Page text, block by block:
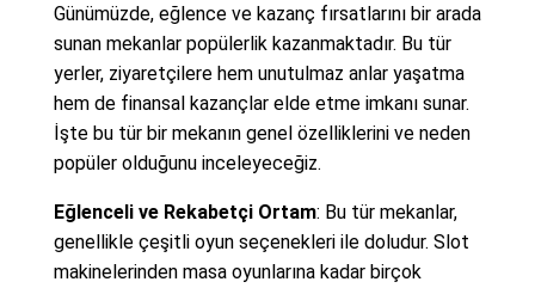
Günümüzde, eğlence ve kazanç fırsatlarını bir arada
sunan mekanlar popülerlik kazanmaktadır. Bu tür
yerler, ziyaretçilere hem unutulmaz anlar yaşatma
hem de finansal kazançlar elde etme imkanı sunar.
İşte bu tür bir mekanın genel özelliklerini ve neden
popüler olduğunu inceleyeceğiz.
Eğlenceli ve Rekabetçi Ortam: Bu tür mekanlar,
genellikle çeşitli oyun seçenekleri ile doludur. Slot
makinelerinden masa oyunlarına kadar birçok